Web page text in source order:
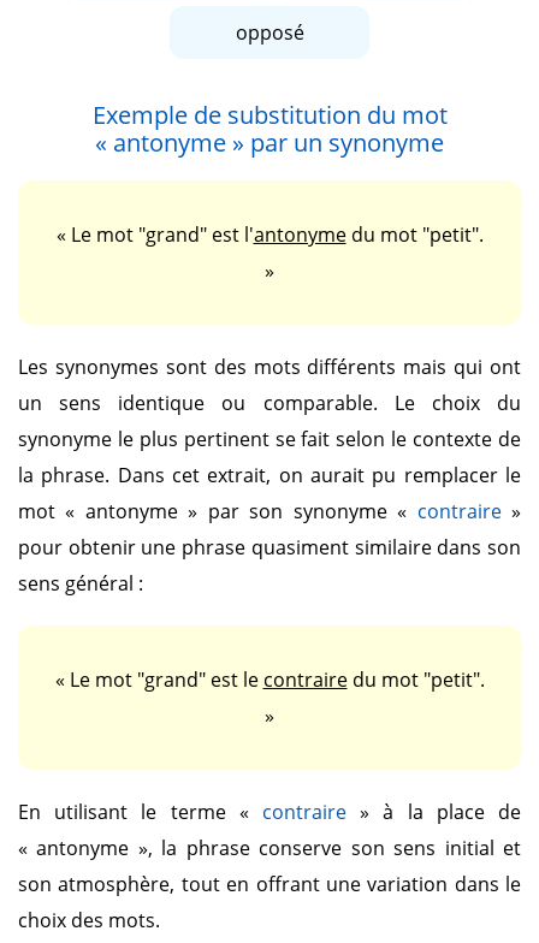
opposé
Exemple de substitution du mot
« antonyme » par un synonyme
« Le mot "grand" est l'antonymedu mot "petit".
»
Les synonymes sont des mots différents mais qui ont
un sens identique ou comparable. Le choix du
synonyme le plus pertinent se fait selon le contexte de
la phrase. Dans cet extrait, on aurait pu remplacer le
mot« antonyme » par son synonyme« contraire»
pour obtenir une phrase quasiment similaire dans son
sens général :
« Le mot "grand" est le contrairedu mot "petit".
»
En utilisant le terme « contraire » à la place de
« antonyme », la phrase conserve son sens initial et
son atmosphère, tout en offrant une variation dans le
choix des mots.